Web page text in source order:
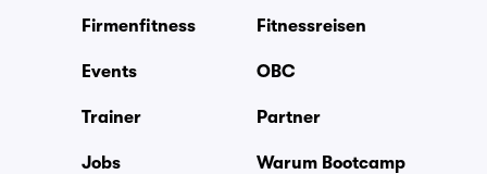
Firmenfitness Fitnessreisen
Events OBC
Trainer Partner
Jobs Warum Bootcamp